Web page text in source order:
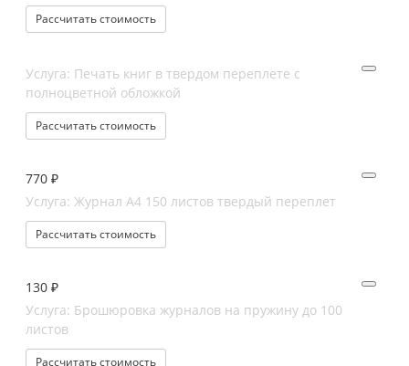
Рассчитать стоимость
Услуга: Печать книг в твердом переплете с
полноцветной обложкой
Рассчитать стоимость
770 ₽
Услуга: Журнал А4 150 листов твердый переплет
Рассчитать стоимость
130 ₽
Услуга: Брошюровка журналов на пружину до 100
листов
Рассчитать стоимость